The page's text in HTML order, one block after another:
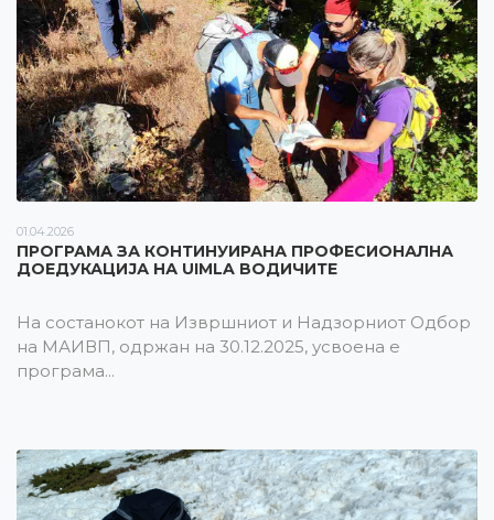
01.04.2026
ПРОГРАМА ЗА КОНТИНУИРАНА ПРОФЕСИОНАЛНА
ДОЕДУКАЦИЈА НА UIMLA ВОДИЧИТЕ
На состанокот на Извршниот и Надзорниот Одбор
на МАИВП, одржан на 30.12.2025, усвоена е
програма...